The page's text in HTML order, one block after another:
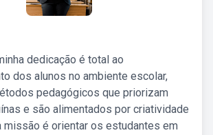
dedicação é total ao
dos alunos no ambiente escolar,
pedagógicos que priorizam
e são alimentados por criatividade
missão é orientar os estudantes em